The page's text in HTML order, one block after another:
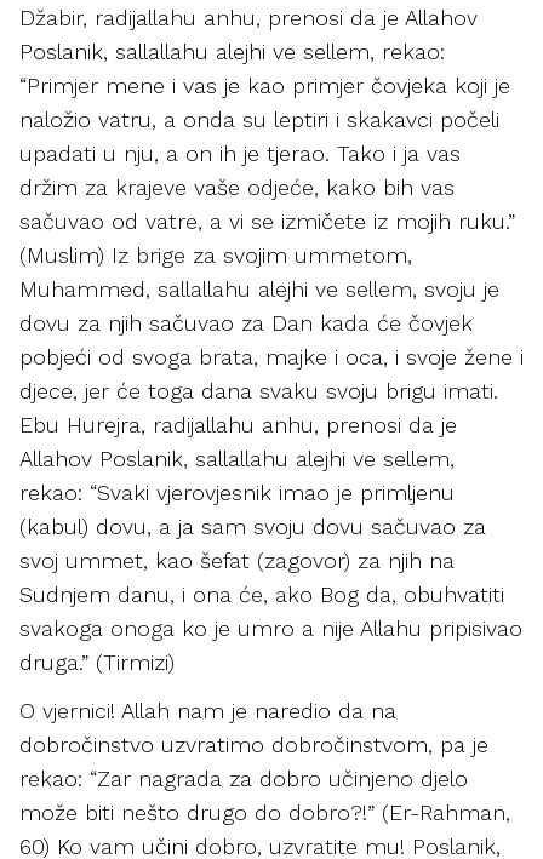
Džabir, radijallahu anhu, prenosi da je Allahov
Poslanik, sallallahu alejhi ve sellem, rekao:
“Primjer mene i vas je kao primjer čovjeka koji je
naložio vatru, a onda su leptiri i skakavci počeli
upadati u nju, a on ih je tjerao. Tako i ja vas
držim za krajeve vaše odjeće, kako bih vas
sačuvao od vatre, a vi se izmičete iz mojih ruku.”
(Muslim) Iz brige za svojim ummetom,
Muhammed, sallallahu alejhi ve sellem, svoju je
dovu za njih sačuvao za Dan kada će čovjek
pobjeći od svoga brata, majke i oca, i svoje žene i
djece, jer će toga dana svaku svoju brigu imati.
Ebu Hurejra, radijallahu anhu, prenosi da je
Allahov Poslanik, sallallahu alejhi ve sellem,
rekao: “Svaki vjerovjesnik imao je primljenu
(kabul) dovu, a ja sam svoju dovu sačuvao za
svoj ummet, kao šefat (zagovor) za njih na
Sudnjem danu, i ona će, ako Bog da, obuhvatiti
svakoga onoga ko je umro a nije Allahu pripisivao
druga.” (Tirmizi)
O vjernici! Allah nam je naredio da na
dobročinstvo uzvratimo dobročinstvom, pa je
rekao: “Zar nagrada za dobro učinjeno djelo
može biti nešto drugo do dobro?!” (Er-Rahman,
60) Ko vam učini dobro, uzvratite mu! Poslanik,